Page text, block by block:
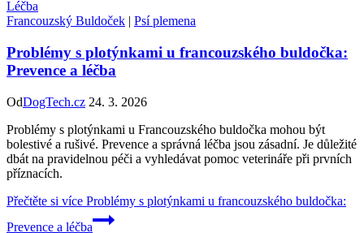
Francouzský Buldoček | Psí plemena
Problémy s plotýnkami u francouzského buldočka:
Prevence a léčba
OdDogTech.cz 24. 3. 2026
Problémy s plotýnkami u Francouzského buldočka mohou být
bolestivé a rušivé. Prevence a správná léčba jsou zásadní. Je důležité
dbát na pravidelnou péči a vyhledávat pomoc veterináře při prvních
příznacích.
Přečtěte si více Problémy s plotýnkami u francouzského buldočka:
Prevence a léčba